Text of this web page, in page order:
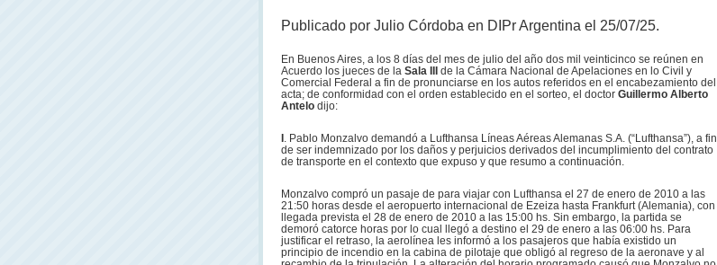
Publicado por Julio Córdoba en DIPr Argentina el 25/07/25.
En Buenos Aires, a los 8 días del mes de julio del año dos mil veinticinco se reúnen en
Acuerdo los jueces de la Sala III de la Cámara Nacional de Apelaciones en lo Civil y
Comercial Federal a fin de pronunciarse en los autos referidos en el encabezamiento del
acta; de conformidad con el orden establecido en el sorteo, el doctor Guillermo Alberto
Antelo dijo:
. Pablo Monzalvo demandó a Lufthansa Líneas Aéreas Alemanas S.A. (“Lufthansa”), a fin
de ser indemnizado por los daños y perjuicios derivados del incumplimiento del contrato
de transporte en el contexto que expuso y que resumo a continuación.
Monzalvo compró un pasaje de para viajar con Lufthansa el 27 de enero de 2010 a las
21:50 horas desde el aeropuerto internacional de Ezeiza hasta Frankfurt (Alemania), con
llegada prevista el 28 de enero de 2010 a las 15:00 hs. Sin embargo, la partida se
demoró catorce horas por lo cual llegó a destino el 29 de enero a las 06:00 hs. Para
justificar el retraso, la aerolínea les informó a los pasajeros que había existido un
principio de incendio en la cabina de pilotaje que obligó al regreso de la aeronave y al